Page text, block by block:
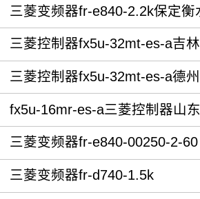
三菱变频器fr-e840-2.2k保定衡
三菱控制器fx5u-32mt-es-a吉
三菱控制器fx5u-32mt-es-a德
fx5u-16mr-es-a三菱控制器山
三菱变频器fr-e840-00250-2-60
三菱变频器fr-d740-1.5k